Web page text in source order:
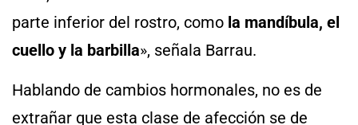
parte inferior del rostro, como la mandíbula, el
cuello y la barbilla», señala Barrau.
Hablando de cambios hormonales, no es de
extrañar que esta clase de afección se de